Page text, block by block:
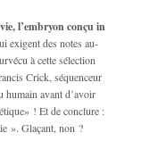
l’embryon conçu in
exigent des notes au-
à cette sélection
Crick, séquenceur
humain avant d’avoir
! Et de conclure :
». Glaçant, non ?